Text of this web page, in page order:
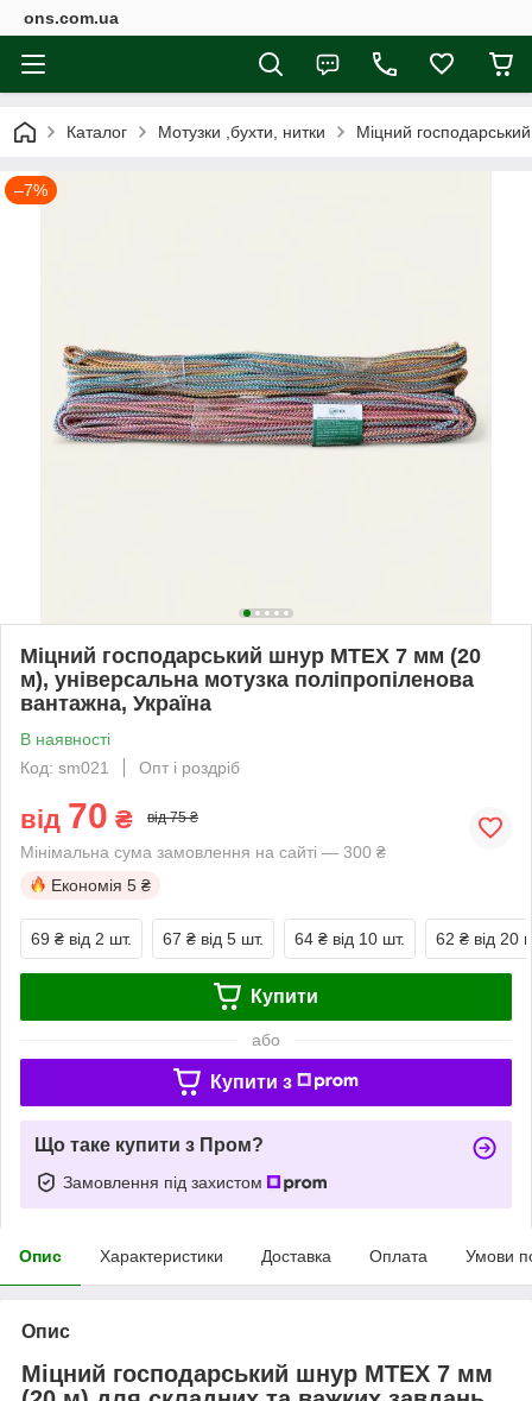
ons.com.ua
Каталог Мотузки ,бухти, нитки Міцний
–7%
Міцний господарський шнур MTEX 7 мм (20
м), універсальна мотузка поліпропіленова
вантажна, Україна
В наявності
Код: sm021
Опт і роздріб
від 70 ₴ від 75 ₴
Мінімальна сума замовлення на сайті — 300 ₴
Економія 5 ₴
69 ₴ від 2 шт. 67 ₴ від 5 шт. 64 ₴ від 10 шт. 62 ₴ від 20
Купити
або
Купити з
Що таке купити з Пром?
Замовлення під захистом
Опис Характеристики Доставка Оплата Умови
Опис
Міцний господарський шнур MTEX 7 мм